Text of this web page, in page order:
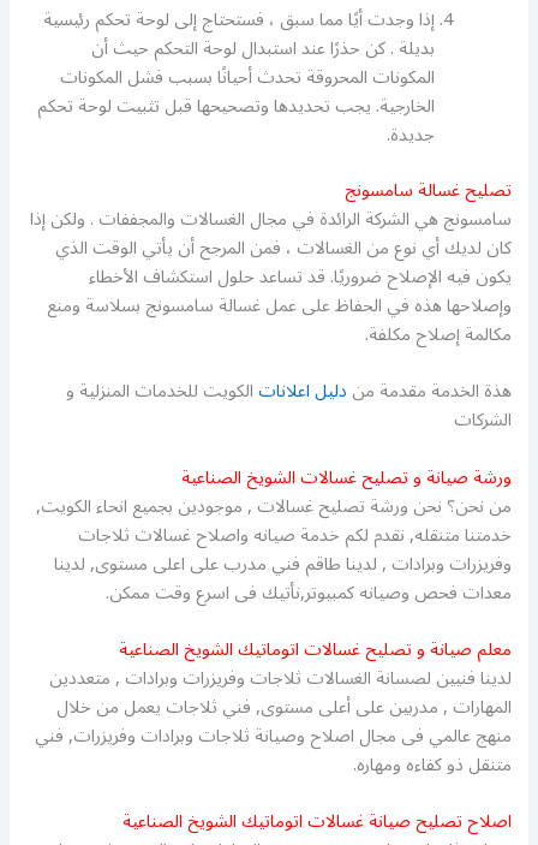
إذا وجدت أيًا مما سبق ، فستحتاج إلى لوحة تحكم رئيسية
بديلة . كن حذرًا عند استبدال لوحة التحكم حيث أن
المكونات المحروقة تحدث أحيانًا بسبب فشل المكونات
الخارجية. يجب تحديدها وتصحيحها قبل تثبيت لوحة تحكم
جديدة.
تصليح غسالة سامسونج
سامسونج هي الشركة الرائدة في مجال الغسالات والمجففات . ولكن إذا
كان لديك أي نوع من الغسالات ، فمن المرجح أن يأتي الوقت الذي
يكون فيه الإصلاح ضروريًا. قد تساعد حلول استكشاف الأخطاء
وإصلاحها هذه في الحفاظ على عمل غسالة سامسونج بسلاسة ومنع
مكالمة إصلاح مكلفة.
هذة الخدمة مقدمة مندليل اعلاناتالكويت للخدمات المنزلية و
الشركات
ورشة صيانة و تصليح غسالات الشويخ الصناعية
من نحن؟ نحن ورشة تصليح غسالات , موجودين بجميع انحاء الكويت,
خدمتنا متنقله, نقدم لكم خدمة صيانه واصلاح غسالات ثلاجات
وفريزرات وبرادات , لدينا طاقم فني مدرب على اعلى مستوى, لدينا
معدات فحص وصيانه كمبيوتر,نأتيك فى اسرع وقت ممكن.
معلم صيانة و تصليح غسالات اتوماتيك الشويخ الصناعية
لدينا فنيين لصسانة الغسالات ثلاجات وفريزرات وبرادات , متعددين
المهارات , مدربين على أعلى مستوى, فني ثلاجات يعمل من خلال
منهج عالمي فى مجال اصلاح وصيانة ثلاجات وبرادات وفريزرات, فني
متنقل ذو كفاءه ومهاره.
اصلاح تصليح صيانة غسالات اتوماتيك الشويخ الصناعية